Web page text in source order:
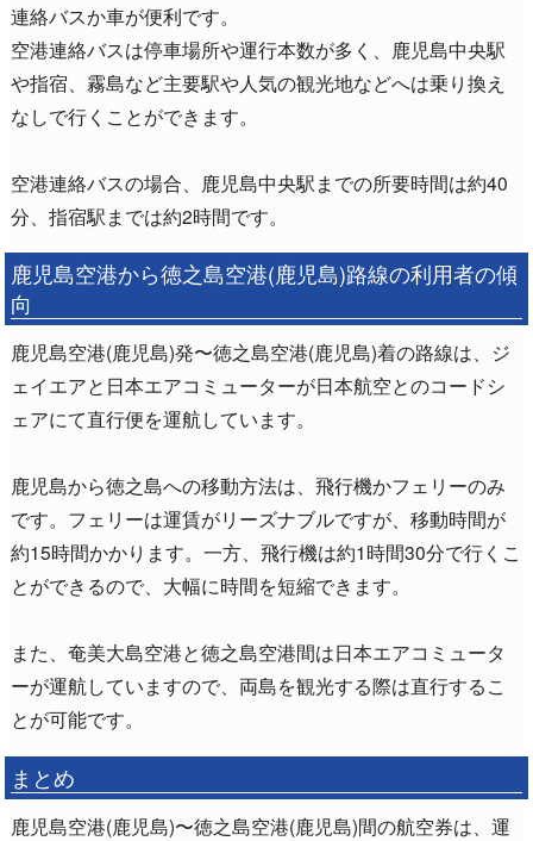
連絡バスか車が便利です。
空港連絡バスは停車場所や運行本数が多く、鹿児島中央駅
や指宿、霧島など主要駅や人気の観光地などへは乗り換え
なしで行くことができます。
空港連絡バスの場合、鹿児島中央駅までの所要時間は約40
分、指宿駅までは約2時間です。
鹿児島空港から徳之島空港(鹿児島)路線の利用者の傾
向
鹿児島空港(鹿児島)発〜徳之島空港(鹿児島)着の路線は、ジ
ェイエアと日本エアコミューターが日本航空とのコードシ
ェアにて直行便を運航しています。
鹿児島から徳之島への移動方法は、飛行機かフェリーのみ
です。フェリーは運賃がリーズナブルですが、移動時間が
約15時間かかります。一方、飛行機は約1時間30分で行くこ
とができるので、大幅に時間を短縮できます。
また、奄美大島空港と徳之島空港間は日本エアコミュータ
ーが運航していますので、両島を観光する際は直行するこ
とが可能です。
まとめ
鹿児島空港(鹿児島)〜徳之島空港(鹿児島)間の航空券は、運